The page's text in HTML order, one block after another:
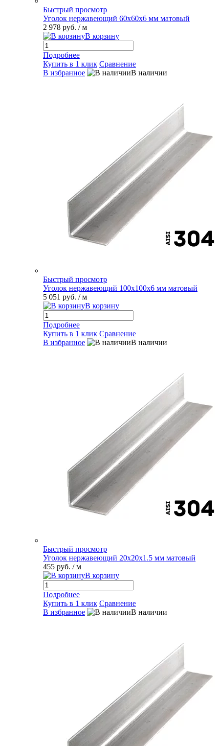
Быстрый просмотр
Уголок нержавеющий 60х60х6 мм матовый
2 978 руб. / м
В корзину
Подробнее
Купить в 1 клик Сравнение
В избранное
В наличии
Быстрый просмотр
Уголок нержавеющий 100х100х6 мм матовый
5 051 руб. / м
В корзину
Подробнее
Купить в 1 клик Сравнение
В избранное
В наличии
Быстрый просмотр
Уголок нержавеющий 20х20х1.5 мм матовый
455 руб. / м
В корзину
Подробнее
Купить в 1 клик Сравнение
В избранное
В наличии